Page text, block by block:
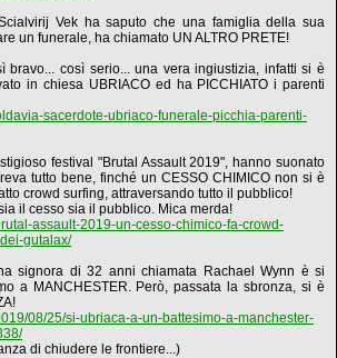
Vek ha saputo che una famiglia della sua
un funerale, ha chiamato UN ALTRO PRETE!
bravo... così serio... una vera ingiustizia, infatti si è
in chiesa UBRIACO ed ha PICCHIATO i parenti
sacerdote-ubriaco-funerale-picchia-parenti-
festival "Brutal Assault 2019", hanno suonato
tutto bene, finché un CESSO CHIMICO non si è
crowd surfing, attraversando tutto il pubblico!
il cesso sia il pubblico. Mica merda!
assault-2019-un-cesso-chimico-fa-crowd-
gutalax/
signora di 32 anni chiamata Rachael Wynn è si
a MANCHESTER. Però, passata la sbronza, si è
08/25/si-ubriaca-a-un-battesimo-a-manchester-
di chiudere le frontiere...)